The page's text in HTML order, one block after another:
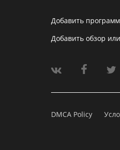
Добавить
Добавить обзор
DMCA Policy